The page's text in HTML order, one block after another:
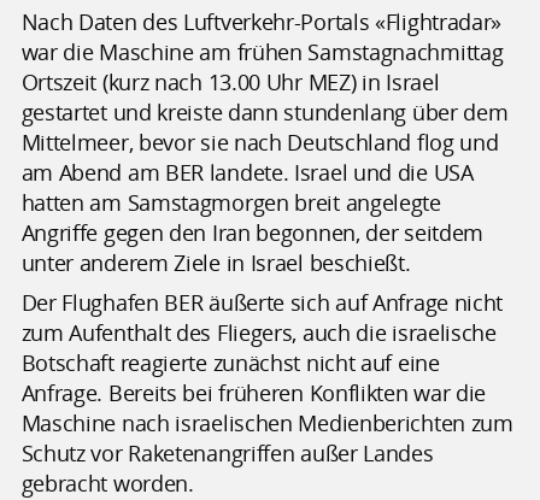
Nach Daten des Luftverkehr-Portals «Flightradar»
war die Maschine am frühen Samstagnachmittag
Ortszeit (kurz nach 13.00 Uhr MEZ) in Israel
gestartet und kreiste dann stundenlang über dem
Mittelmeer, bevor sie nach Deutschland flog und
am Abend am BER landete. Israel und die USA
hatten am Samstagmorgen breit angelegte
Angriffe gegen den Iran begonnen, der seitdem
unter anderem Ziele in Israel beschießt.
Der Flughafen BER äußerte sich auf Anfrage nicht
zum Aufenthalt des Fliegers, auch die israelische
Botschaft reagierte zunächst nicht auf eine
Anfrage. Bereits bei früheren Konflikten war die
Maschine nach israelischen Medienberichten zum
Schutz vor Raketenangriffen außer Landes
gebracht worden.